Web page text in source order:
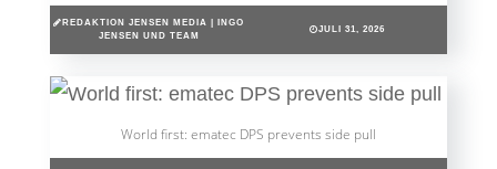
REDAKTION JENSEN MEDIA | INGO
JENSEN UND TEAM
JULI 31, 2026
World first: ematec DPS prevents side pull